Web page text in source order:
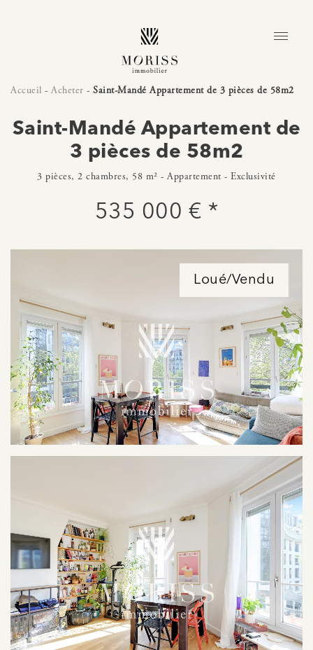
Accueil - Acheter - Saint-Mandé Appartement de 3 pièces de 58m2
Saint-Mandé Appartement de
3 pièces de 58m2
3 pièces, 2 chambres, 58 m² - Appartement - Exclusivité
535 000 € *
Loué/Vendu